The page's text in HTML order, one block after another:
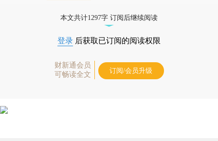
本文共计1297字 订阅后继续阅读
登录 后获取已订阅的阅读权限
财新通会员
可畅读全文
订阅/会员升级